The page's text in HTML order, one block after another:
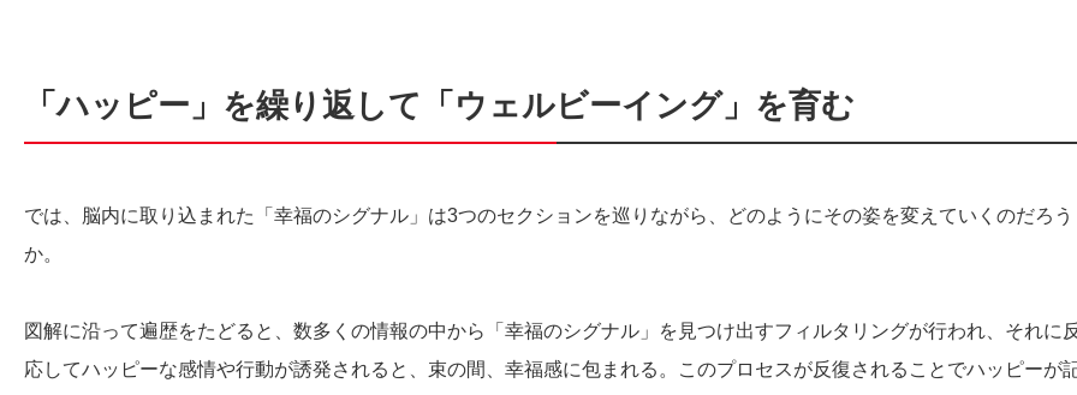
「ハッピー」を繰り返して「ウェルビーイング」を育む
では、脳内に取り込まれた「幸福のシグナル」は3つのセクションを巡りながら、どのようにその姿を変えていくのだろう
か。
図解に沿って遍歴をたどると、数多くの情報の中から「幸福のシグナル」を見つけ出すフィルタリングが行われ、それに
応してハッピーな感情や行動が誘発されると、束の間、幸福感に包まれる。このプロセスが反復されることでハッピーが